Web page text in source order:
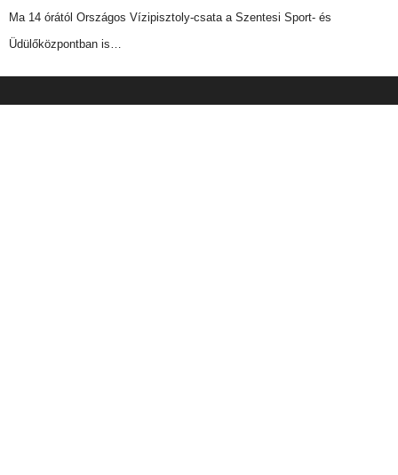
Ma 14 órától Országos Vízipisztoly-csata a Szentesi Sport- és
Üdülőközpontban is…